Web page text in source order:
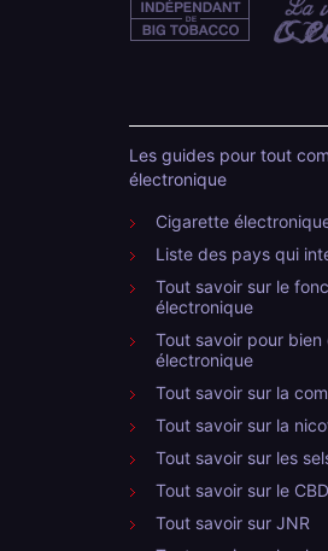
Les guides pour tout
électronique
Cigarette
Liste des pays qui
Tout savoir sur le
électronique
Tout savoir pour
électronique
Tout savoir sur la
Tout savoir sur la
Tout savoir sur les
Tout savoir sur le CBD
Tout savoir sur JNR